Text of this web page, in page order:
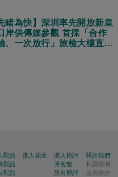
睹為快】深圳率先開放新皇
岸供傳媒參觀 首採「合作
、一次放行」旅檢大樓直連
觀點
觀點
觀點
港人花生
港人博評
博客館
所有博評
關於我們
私隱聲明
免責條款